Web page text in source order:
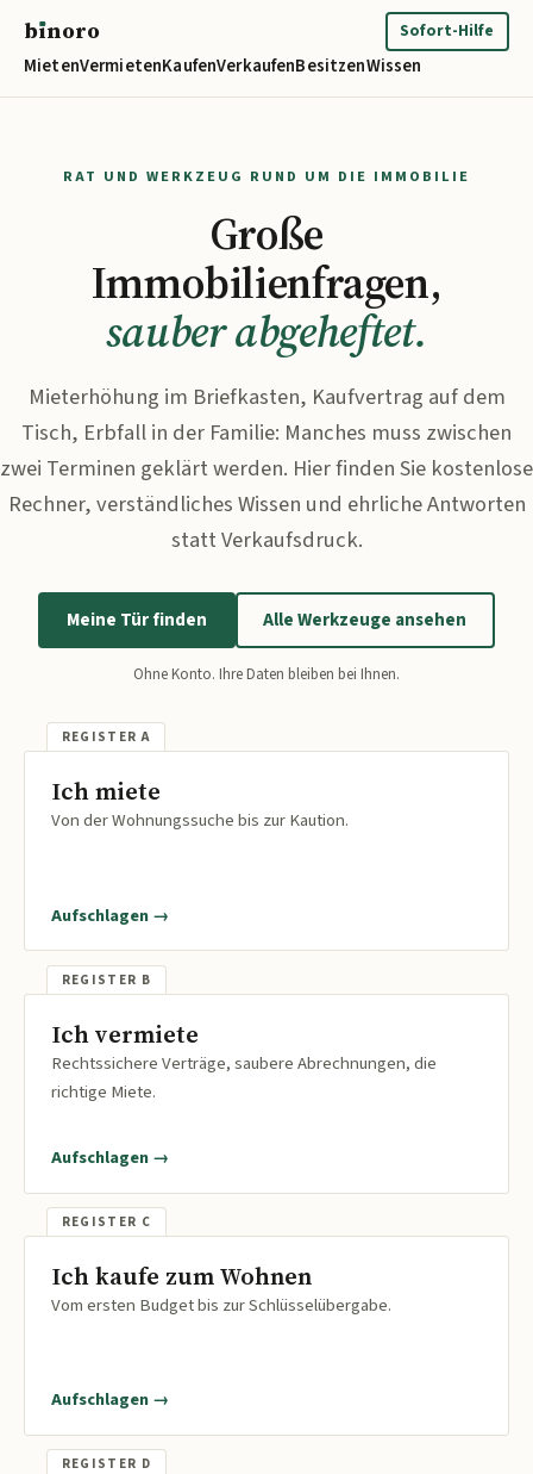
bınoro
MietenVermietenKaufenVerkaufenBesitzenWissen
Sofort-Hilfe
RAT UND WERKZEUG RUND UM DIE IMMOBILIE
Große
Immobilienfragen,
sauber abgeheftet.
Mieterhöhung im Briefkasten, Kaufvertrag auf dem
Tisch, Erbfall in der Familie: Manches muss zwischen
zwei Terminen geklärt werden. Hier finden Sie kostenlose
Rechner, verständliches Wissen und ehrliche Antworten
statt Verkaufsdruck.
Meine Tür finden Alle Werkzeuge ansehen
Ohne Konto. Ihre Daten bleiben bei Ihnen.
Ich miete
Von der Wohnungssuche bis zur Kaution.
Aufschlagen →
Ich vermiete
Rechtssichere Verträge, saubere Abrechnungen, die
richtige Miete.
Aufschlagen →
Ich kaufe zum Wohnen
Vom ersten Budget bis zur Schlüsselübergabe.
Aufschlagen →